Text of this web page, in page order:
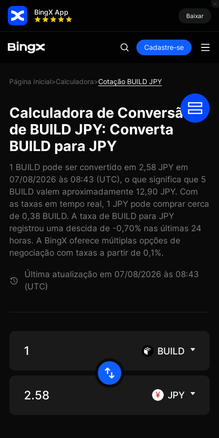
BingX App Baixar
Cadastre-se
Página Inicial>Calculadora>Cotação BUILD JPY
Calculadora de Conversão
de BUILD JPY: Converta
BUILD para JPY
1 BUILD pode ser convertido em 2,58 JPY em
07/08/2026 às 08:43 (UTC), o que significa que 5
BUILD valem aproximadamente 12,90 JPY. Com
as taxas em tempo real, 1 JPY pode comprar cerca
de 0,38 BUILD. A taxa de BUILD para JPY
registrou uma descida de -0,70% nas últimas 24
horas. A BingX oferece múltiplas opções de
negociação com taxas a partir de 0,1%.
Última atualização em 07/08/2026 às 08:43
(UTC)
BUILD
JPY